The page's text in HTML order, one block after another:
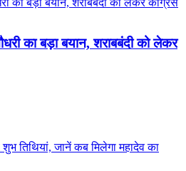
का बड़ा बयान, शराबबंदी को लेकर